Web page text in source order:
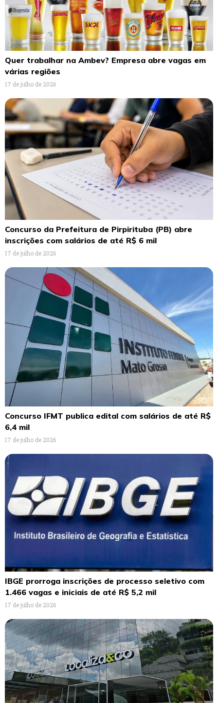
Quer trabalhar na Ambev? Empresa abre vagas em
várias regiões
17 de julho de 2026
Concurso da Prefeitura de Pirpirituba (PB) abre
inscrições com salários de até R$ 6 mil
17 de julho de 2026
Concurso IFMT publica edital com salários de até R$
6,4 mil
17 de julho de 2026
IBGE prorroga inscrições de processo seletivo com
1.466 vagas e iniciais de até R$ 5,2 mil
17 de julho de 2026